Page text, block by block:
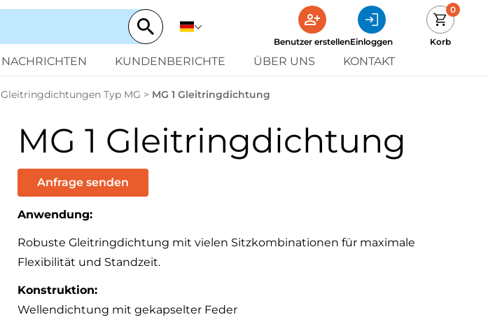
Benutzer erstellenEinloggen
0
Korb
NACHRICHTEN KUNDENBERICHTE ÜBER UNS KONTAKT
Gleitringdichtungen Typ MG > MG 1 Gleitringdichtung
MG 1 Gleitringdichtung
Anfrage senden
Anwendung:
Robuste Gleitringdichtung mit vielen Sitzkombinationen für maximale
Flexibilität und Standzeit.
Konstruktion:
Wellendichtung mit gekapselter Feder